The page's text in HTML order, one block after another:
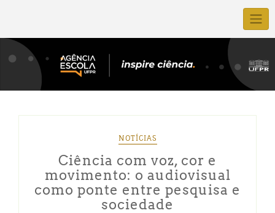
NOTÍCIAS
Ciência com voz, cor e
movimento: o audiovisual
como ponte entre pesquisa e
sociedade